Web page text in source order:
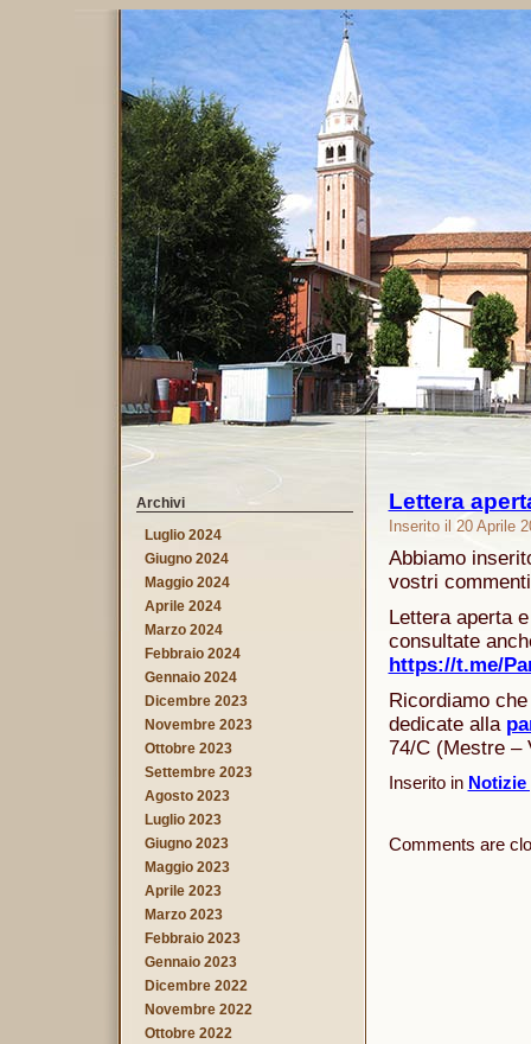
Lettera
Inserito il 20 Aprile
Abbiamo
vostri
Lettera aperta
consultate
https://t.me/
Ricordiamo
dedicate alla
74/C (Mestre –
Inserito in
Comments are
Archivi
Luglio 2024
Giugno 2024
Maggio 2024
Aprile 2024
Marzo 2024
Febbraio 2024
Gennaio 2024
Dicembre 2023
Novembre 2023
Ottobre 2023
Settembre 2023
Agosto 2023
Luglio 2023
Giugno 2023
Maggio 2023
Aprile 2023
Marzo 2023
Febbraio 2023
Gennaio 2023
Dicembre 2022
Novembre 2022
Ottobre 2022